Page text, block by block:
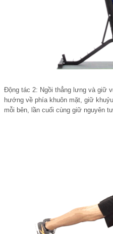
Động tác 2: Ngồi thẳng lưng và giữ
hướng về phía khuôn mặt, giữ
mỗi bên, lần cuối cùng giữ nguyên